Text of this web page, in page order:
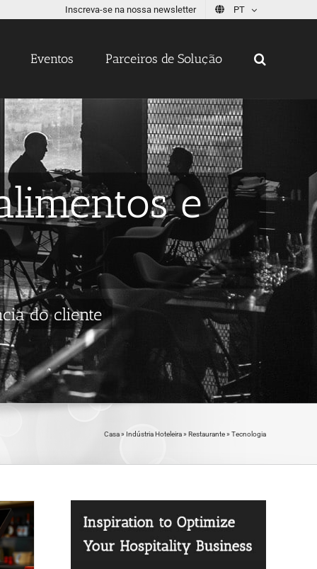
Inscreva-se na nossa newsletter PT
Eventos Parceiros de Solução
e
do cliente
Casa» Indústria Hoteleira» Restaurante» Tecnologia